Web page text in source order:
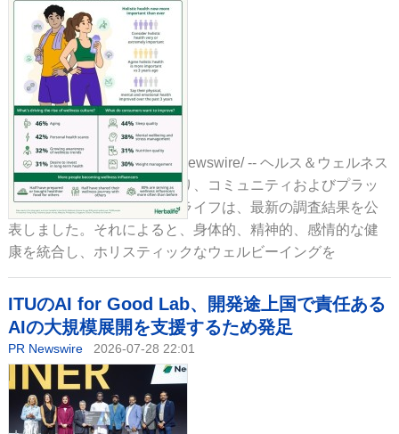
香港、2026年7月31日 /PRNewswire/ -- ヘルス＆ウェルネス
分野をリードする企業であり、コミュニティおよびプラッ
トフォームでもあるハーバライフは、最新の調査結果を公
表しました。それによると、身体的、精神的、感情的な健
康を統合し、ホリスティックなウェルビーイングを
ITUのAI for Good Lab、開発途上国で責任ある
AIの大規模展開を支援するため発足
PR Newswire 2026-07-28 22:01